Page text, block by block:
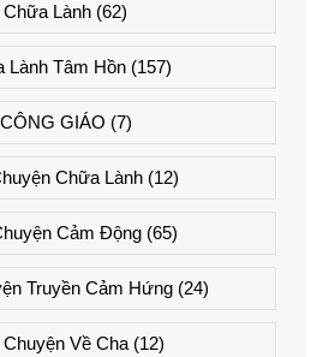
Chữa Lành (62)
Lành Tâm Hồn(157)
CÔNG GIÁO (7)
Chữa Lành (12)
Cảm Động (65)
Truyền Cảm Hứng(24)
Chuyện Về Cha (12)